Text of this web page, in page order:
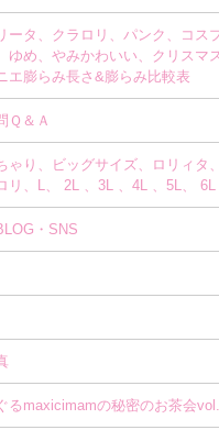
ータ、クラロリ、パンク、コス
ゆめ、やみかわいい、クリスマ
エ膨らみ長さ&膨らみ比較表
Ｑ＆Ａ
ゃり、ビッグサイズ、ロリィタ
リ、L、 2L 、3L 、4L 、5L、 6L
・SNS
るmaxicimamの秘密のお茶会